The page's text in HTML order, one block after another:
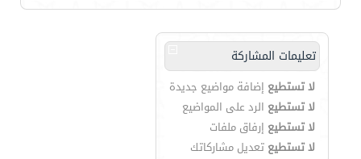
تعليمات المشاركة
لا تستطيع إضافة مواضيع جديدة
لا تستطيع الرد على المواضيع
لا تستطيع إرفاق ملفات
لا تستطيع تعديل مشاركاتك